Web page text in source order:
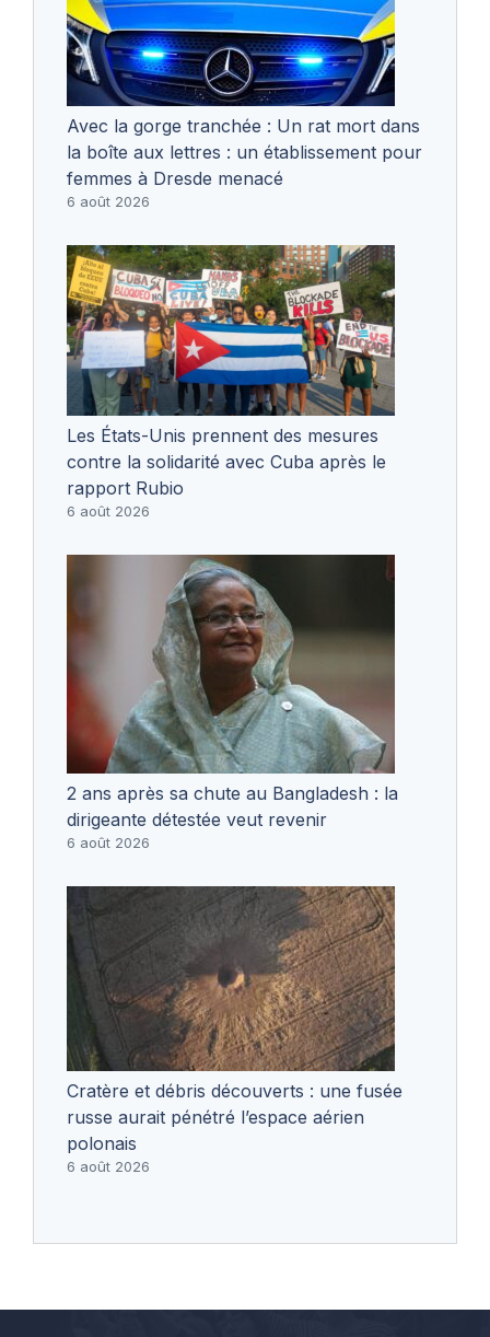
Avec la gorge tranchée : Un rat mort dans
la boîte aux lettres : un établissement pour
femmes à Dresde menacé
6 août 2026
Les États-Unis prennent des mesures
contre la solidarité avec Cuba après le
rapport Rubio
6 août 2026
2 ans après sa chute au Bangladesh : la
dirigeante détestée veut revenir
6 août 2026
Cratère et débris découverts : une fusée
russe aurait pénétré l’espace aérien
polonais
6 août 2026